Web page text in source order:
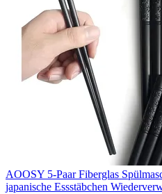
AOOSY 5-Paar Fiberglas
japanische Essstäbchen